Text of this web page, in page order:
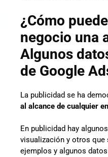
¿Cómo
negocio una
Algunos
de Google
La publicidad se ha
al alcance de cualquier
En publicidad hay
visualización y otros que
ejemplos y algunos